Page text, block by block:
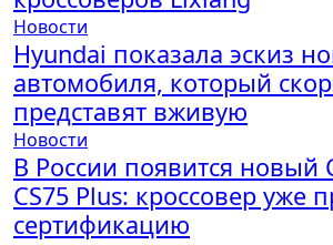
Новости
Hyundai показала эскиз
автомобиля, который
представят вживую
Новости
В России появится новый
CS75 Plus: кроссовер уже
сертификацию